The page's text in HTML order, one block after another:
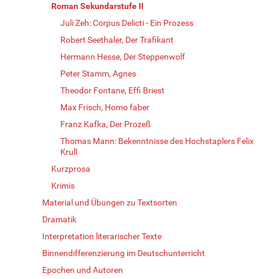
Roman Sekundarstufe II
Juli Zeh: Corpus Delicti - Ein Prozess
Robert Seethaler, Der Trafikant
Hermann Hesse, Der Steppenwolf
Peter Stamm, Agnes
Theodor Fontane, Effi Briest
Max Frisch, Homo faber
Franz Kafka, Der Prozeß
Thomas Mann: Bekenntnisse des Hochstaplers Felix
Krull
Kurzprosa
Krimis
Material und Übungen zu Textsorten
Dramatik
Interpretation literarischer Texte
Binnendifferenzierung im Deutschunterricht
Epochen und Autoren